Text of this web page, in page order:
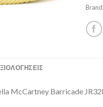
McCartney Barricade